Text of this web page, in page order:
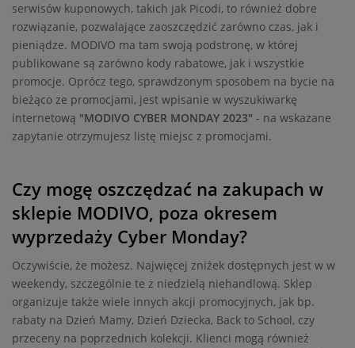
serwisów kuponowych, takich jak Picodi, to również dobre
rozwiązanie, pozwalające zaoszczędzić zarówno czas, jak i
pieniądze. MODIVO ma tam swoją podstronę, w której
publikowane są zarówno kody rabatowe, jak i wszystkie
promocje. Oprócz tego, sprawdzonym sposobem na bycie na
bieżąco ze promocjami, jest wpisanie w wyszukiwarkę
internetową "MODIVO CYBER MONDAY 2023" - na wskazane
zapytanie otrzymujesz listę miejsc z promocjami.
Czy mogę oszczędzać na zakupach w
sklepie MODIVO, poza okresem
wyprzedaży Cyber Monday?
Oczywiście, że możesz. Najwięcej zniżek dostępnych jest w w
weekendy, szczególnie te z niedzielą niehandlową. Sklep
organizuje także wiele innych akcji promocyjnych, jak bp.
rabaty na Dzień Mamy, Dzień Dziecka, Back to School, czy
przeceny na poprzednich kolekcji. Klienci mogą również